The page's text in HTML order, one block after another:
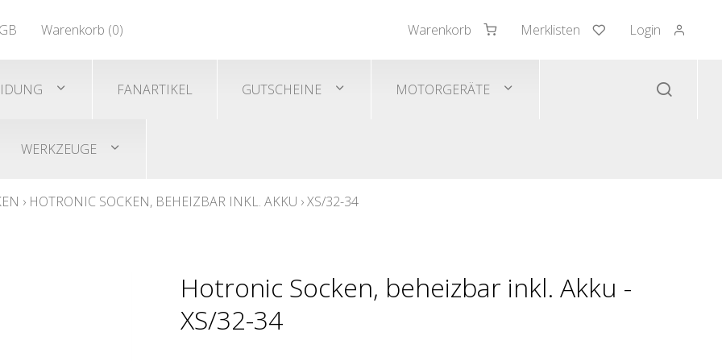
Warenkorb Merklisten Login
Warenkorb (0)
FANARTIKEL GUTSCHEINE MOTORGERÄTE
WERKZEUGE
› HOTRONIC SOCKEN, BEHEIZBAR INKL. AKKU ›XS/32-34
Hotronic Socken, beheizbar inkl. Akku -
XS/32-34